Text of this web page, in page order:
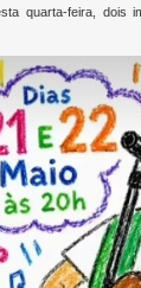
quarta-feira, dois